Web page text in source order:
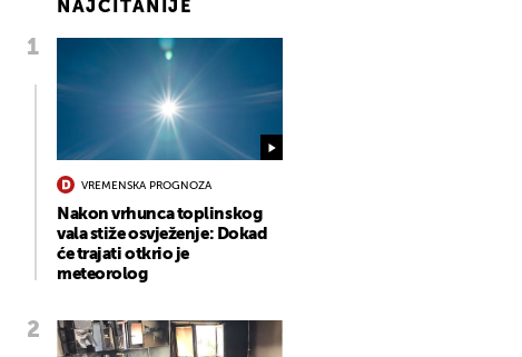
NAJČITANIJE
VREMENSKA PROGNOZA
Nakon vrhunca toplinskog
vala stiže osvježenje: Dokad
će trajati otkrio je
meteorolog